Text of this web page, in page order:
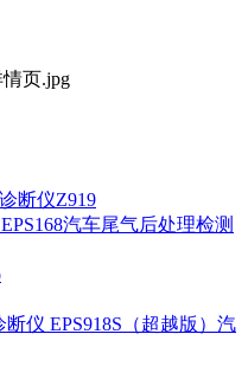
断仪Z919
EPS168汽车尾气后处理检测
EPS918S（超越版）汽